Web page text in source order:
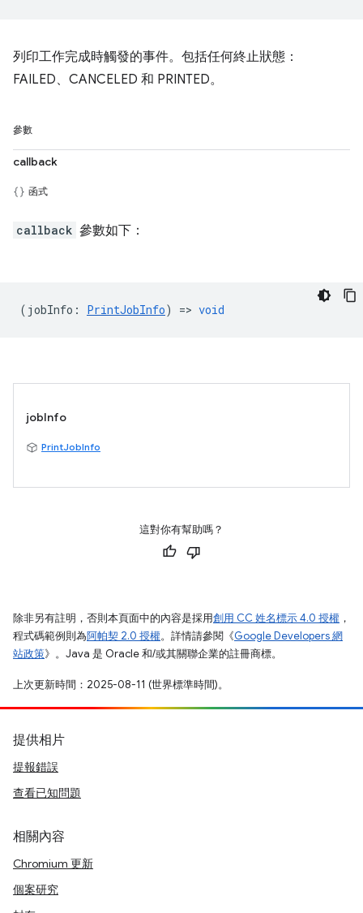
列印工作完成時觸發的事件。包括任何終止狀態：
FAILED、CANCELED 和 PRINTED。
參數
callback
函式
callback 參數如下：
( jobInfo : PrintJobInfo) => void
jobInfo
PrintJobInfo
這對你有幫助嗎？
除非另有註明，否則本頁面中的內容是採用創用 CC 姓名標示 4.0 授權 ，
程式碼範例則為阿帕契 2.0 授權。詳情請參閱《Google Developers 網
站政策》。Java 是 Oracle 和/或其關聯企業的註冊商標。
上次更新時間：2025-08-11 (世界標準時間)。
提供相片
提報錯誤
查看已知問題
相關內容
Chromium 更新
個案研究